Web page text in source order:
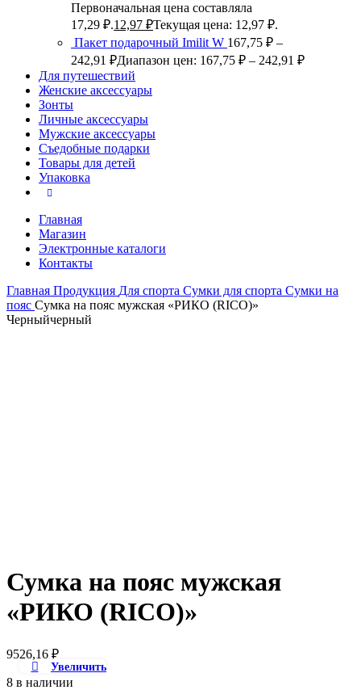
Первоначальная цена составляла
17,29 ₽.12,97 ₽Текущая цена: 12,97 ₽.
Пакет подарочный Imilit W 167,75 ₽ –
242,91 ₽Диапазон цен: 167,75 ₽ – 242,91 ₽
Для путешествий
Женские аксессуары
Зонты
Личные аксессуары
Мужские аксессуары
Съедобные подарки
Товары для детей
Упаковка
Главная
Магазин
Электронные каталоги
Контакты
Главная Продукция Для спорта Сумки для спорта Сумки на
пояс Сумка на пояс мужская «РИКО (RICO)»
Черныйчерный
Увеличить
Сумка на пояс мужская
«РИКО (RICO)»
9526,16 ₽
8 в наличии